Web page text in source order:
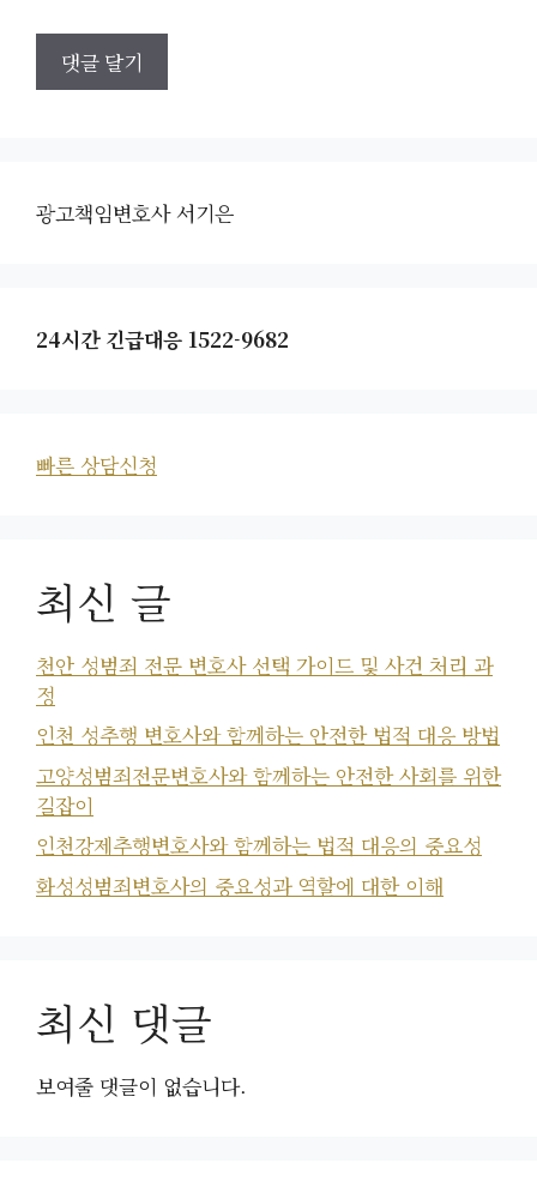
광고책임변호사 서기은
24시간 긴급대응 1522-9682
빠른 상담신청
최신 글
천안 성범죄 전문 변호사 선택 가이드 및 사건 처리 과
정
인천 성추행 변호사와 함께하는 안전한 법적 대응 방법
고양성범죄전문변호사와 함께하는 안전한 사회를 위한
길잡이
인천강제추행변호사와 함께하는 법적 대응의 중요성
화성성범죄변호사의 중요성과 역할에 대한 이해
최신 댓글
보여줄 댓글이 없습니다.